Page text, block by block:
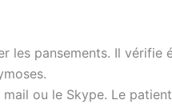
les pansements. Il vérifie
ou le Skype. Le